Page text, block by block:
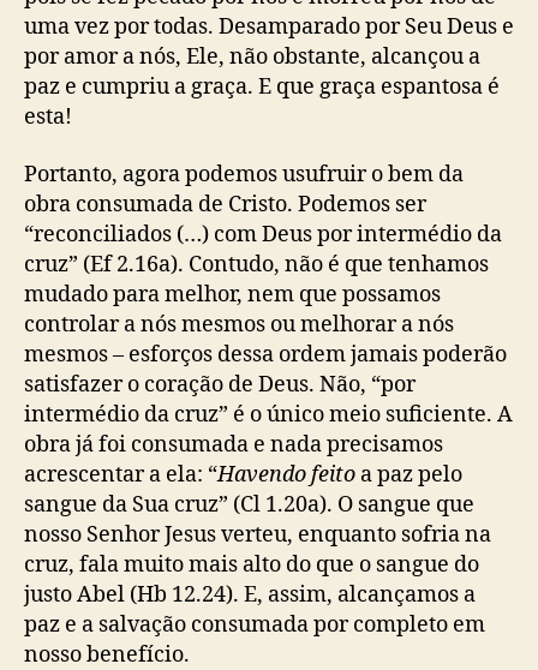
uma vez por todas. Desamparado por Seu Deus e
por amor a nós, Ele, não obstante, alcançou a
paz e cumpriu a graça. E que graça espantosa é
esta!
Portanto, agora podemos usufruir o bem da
obra consumada de Cristo. Podemos ser
“reconciliados (…) com Deus por intermédio da
cruz” (Ef 2.16a). Contudo, não é que tenhamos
mudado para melhor, nem que possamos
controlar a nós mesmos ou melhorar a nós
mesmos – esforços dessa ordem jamais poderão
satisfazer o coração de Deus. Não, “por
intermédio da cruz” é o único meio suficiente. A
obra já foi consumada e nada precisamos
acrescentar a ela: “Havendo feito a paz pelo
sangue da Sua cruz” (Cl 1.20a). O sangue que
nosso Senhor Jesus verteu, enquanto sofria na
cruz, fala muito mais alto do que o sangue do
justo Abel (Hb 12.24). E, assim, alcançamos a
paz e a salvação consumada por completo em
nosso benefício.